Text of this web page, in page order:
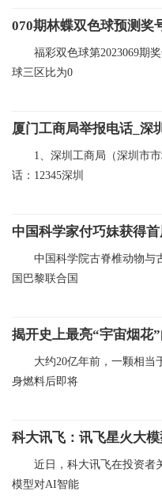
070期林蝶双色球预测奖
福彩双色球第2023069期
球三区比为0
厦门工商局举报电话_深
1、深圳工商局（深圳市
话：12345深圳
中国科学院古脊椎动物与
国巴黎联合国
揭开史上最亮“宇宙烟花
大约20亿年前，一颗相当
身燃料后即将
科大讯飞：讯飞星火大
近日，科大讯飞在投资者
模型对AI智能